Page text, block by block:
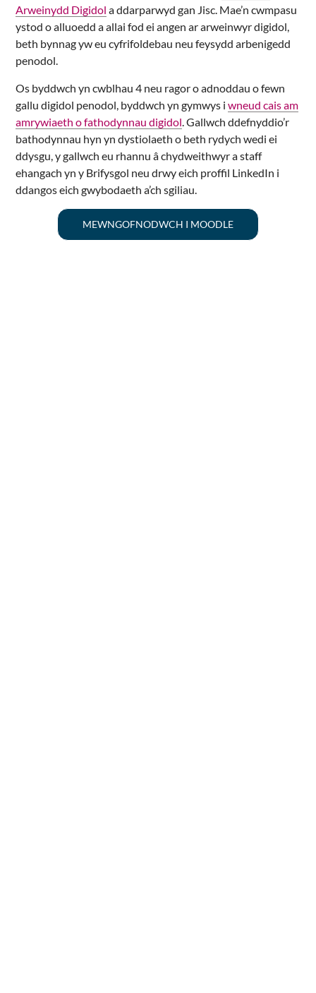
Arweinydd Digidol a ddarparwyd gan Jisc. Mae’n cwmpasu
ystod o alluoedd a allai fod ei angen ar arweinwyr digidol,
beth bynnag yw eu cyfrifoldebau neu feysydd arbenigedd
penodol.
Os byddwch yn cwblhau 4 neu ragor o adnoddau o fewn
gallu digidol penodol, byddwch yn gymwys iwneud cais am
amrywiaeth o fathodynnau digidol . Gallwch ddefnyddio’r
bathodynnau hyn yn dystiolaeth o beth rydych wedi ei
ddysgu, y gallwch eu rhannu â chydweithwyr a staff
ehangach yn y Brifysgol neu drwy eich proffil LinkedIn i
ddangos eich gwybodaeth a’ch sgiliau.
MEWNGOFNODWCH I MOODLE